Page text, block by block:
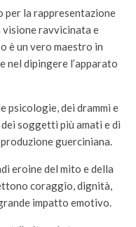
per la rappresentazione
ravvicinata e
è un vero maestro in
nel dipingere l’apparato
psicologie, dei drammi e
soggetti più amati e di
guerciniana.
eroine del mito e della
coraggio, dignità,
impatto emotivo.